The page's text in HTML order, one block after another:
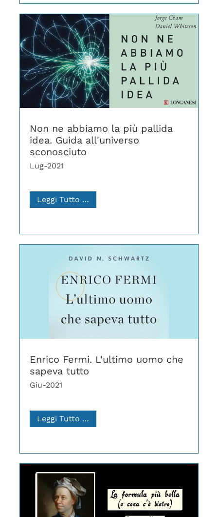
Non ne abbiamo la più pallida
idea. Guida all'universo
sconosciuto
Lug-2021
Leggi Tutto …
Enrico Fermi. L'ultimo uomo che
sapeva tutto
Giu-2021
Leggi Tutto …